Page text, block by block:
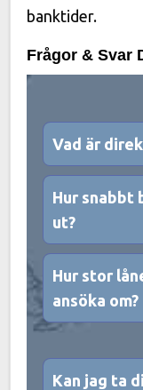
banktider.
Frågor & Svar
Vad är
Hur snabbt
ut?
Hur stor
ansöka om?
Kan jag ta